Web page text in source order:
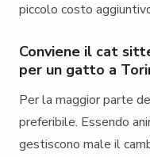
piccolo costo
Conviene il cat
per un gatto a
Per la maggior parte
preferibile. Essendo
gestiscono male il